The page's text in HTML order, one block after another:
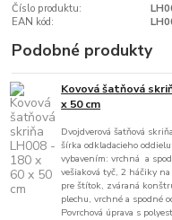
Číslo produktu:
EAN kód:
Podobné produkty
Kovová šatňová
x 50 cm
Dvojdverová šatňová
šírka odkladacieho
vybavením: vrchná a
vešiaková tyč, 2 háčiky
pre štítok, zváraná
plechu, vrchné a spodné
Povrchová úprava s